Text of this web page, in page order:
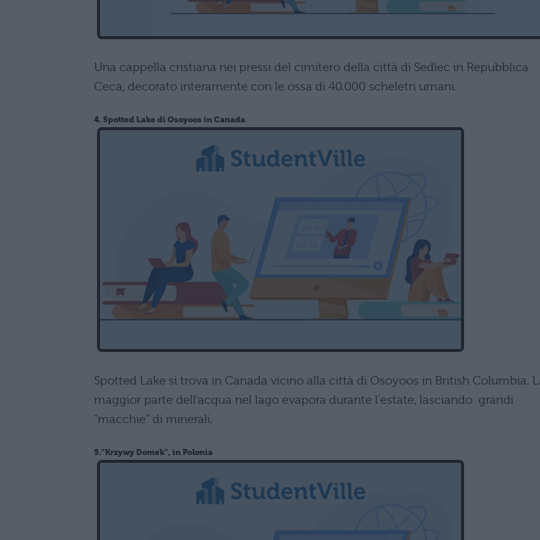
Una cappella cristiana nei pressi del cimitero della città di Sedlec in Repubblica
Ceca, decorato interamente con le ossa di 40.000 scheletri umani.
4. Spotted Lake di Osoyoos in Canada
Spotted Lake si trova in Canada vicino alla città di Osoyoos in British Columbia.
maggior parte dell'acqua nel lago evapora durante l'estate, lasciando grandi
"macchie" di minerali.
5."Krzywy Domek", in Polonia